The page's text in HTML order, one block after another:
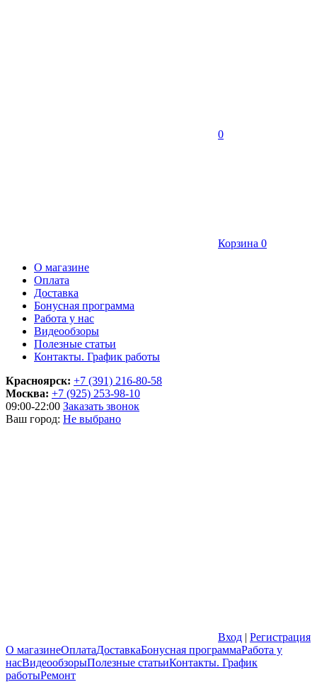
0
Корзина 0
О магазине
Оплата
Доставка
Бонусная программа
Работа у нас
Видеообзоры
Полезные статьи
Контакты. График работы
Красноярск: +7 (391) 216-80-58
Москва: +7 (925) 253-98-10
09:00-22:00 Заказать звонок
Ваш город: Не выбрано
Вход | Регистрация
О магазинеОплатаДоставкаБонусная программаРабота у
насВидеообзорыПолезные статьиКонтакты. График
работыРемонт